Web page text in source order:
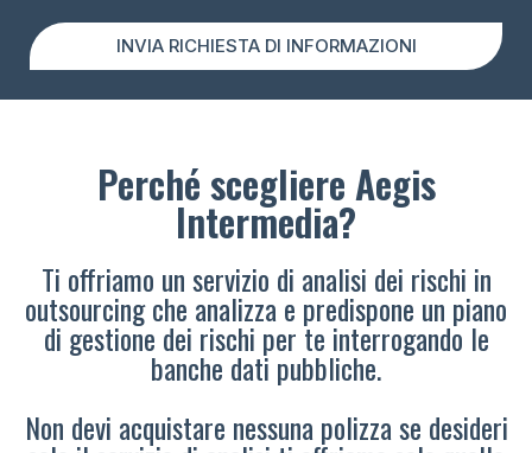
INVIA RICHIESTA DI INFORMAZIONI
Perché scegliere Aegis
Intermedia?
Ti offriamo un servizio di analisi dei rischi in
outsourcing che analizza e predispone un piano
di gestione dei rischi per te interrogando le
banche dati pubbliche.
Non devi acquistare nessuna polizza se desideri